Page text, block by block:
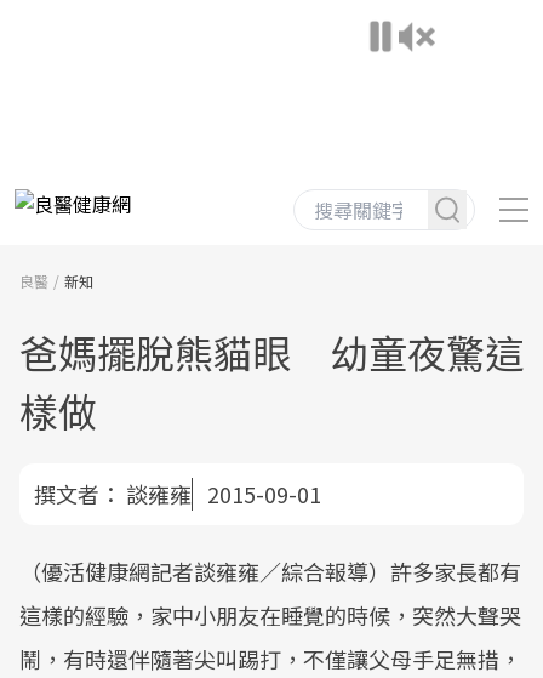
良醫 新知
爸媽擺脫熊貓眼 幼童夜驚這
樣做
撰文者： 談雍雍 2015-09-01
（優活健康網記者談雍雍／綜合報導）許多家長都有
這樣的經驗，家中小朋友在睡覺的時候，突然大聲哭
鬧，有時還伴隨著尖叫踢打，不僅讓父母手足無措，